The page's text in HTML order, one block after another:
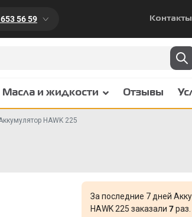
56 59 Контакты
Масла и жидкости Отзывы
HAWK 225
За последние 7 дней
HAWK 225 заказали 7раз.